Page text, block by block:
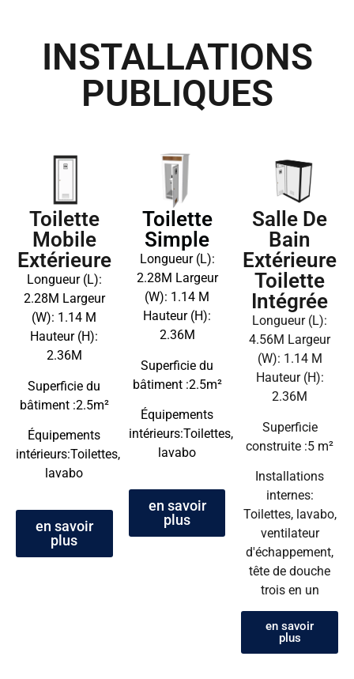
INSTALLATIONS
PUBLIQUES
Toilette
Mobile
Extérieure
Longueur (L):
2.28M Largeur
(W): 1.14 M
Hauteur (H):
2.36M
Superficie du
bâtiment :2.5m²
Équipements
intérieurs:Toilettes,
lavabo
en savoir
plus
Toilette
Simple
Longueur (L):
2.28M Largeur
(W): 1.14 M
Hauteur (H):
2.36M
Superficie du
bâtiment :2.5m²
Équipements
intérieurs:Toilettes,
lavabo
en savoir
plus
Salle De
Bain
Extérieure
Toilette
Intégrée
Longueur (L):
4.56M Largeur
(W): 1.14 M
Hauteur (H):
2.36M
Superficie
construite :5 m²
Installations
internes:
Toilettes, lavabo,
ventilateur
d'échappement,
tête de douche
trois en un
en savoir
plus